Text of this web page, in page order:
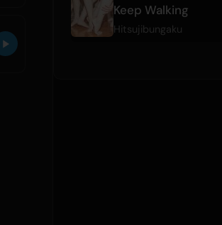
Keep Walking
Hitsujibungaku